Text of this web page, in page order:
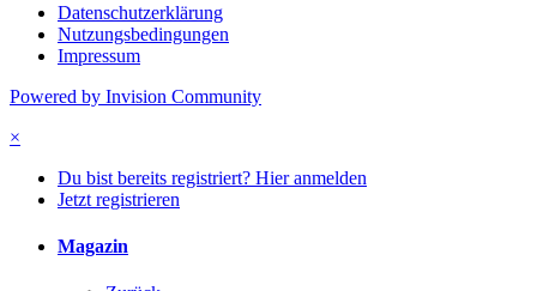
Datenschutzerklärung
Nutzungsbedingungen
Impressum
Powered by Invision Community
×
Du bist bereits registriert? Hier anmelden
Jetzt registrieren
Magazin